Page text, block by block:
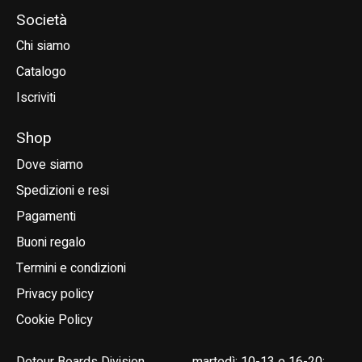
Società
Chi siamo
Catalogo
Iscriviti
Shop
Dove siamo
Spedizioni e resi
Pagamenti
Buoni regalo
Termini e condizioni
Privacy policy
Cookie Policy